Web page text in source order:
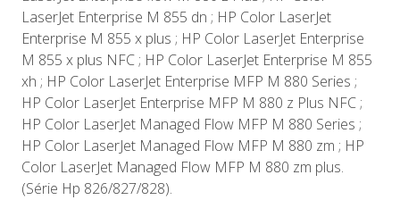
LaserJet Enterprise M 855 dn ; HP Color LaserJet
Enterprise M 855 x plus ; HP Color LaserJet Enterprise
M 855 x plus NFC ; HP Color LaserJet Enterprise M 855
xh ; HP Color LaserJet Enterprise MFP M 880 Series ;
HP Color LaserJet Enterprise MFP M 880 z Plus NFC ;
HP Color LaserJet Managed Flow MFP M 880 Series ;
HP Color LaserJet Managed Flow MFP M 880 zm ; HP
Color LaserJet Managed Flow MFP M 880 zm plus.
(Série Hp 826/827/828).